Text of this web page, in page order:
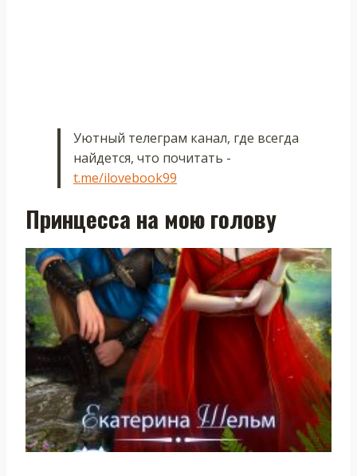
Уютный телеграм канал, где всегда
найдется, что почитать -
t.me/ilovebook99
Принцесса на мою голову